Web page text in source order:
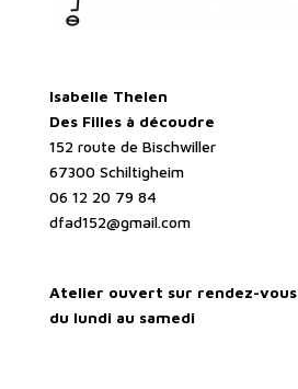
Isabelle Thelen
Des Filles à découdre
152 route de Bischwiller
67300 Schiltigheim
06 12 20 79 84
dfad152@gmail.com
Atelier ouvert sur rendez-vous
du lundi au samedi